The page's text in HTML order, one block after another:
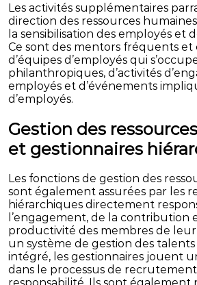
Les activités supplémentaires
direction des ressources
la sensibilisation des employés et
Ce sont des mentors fréquents et
d’équipes d’employés qui
philanthropiques, d’activités
employés et d’événements
d’employés.
Gestion des
et gestionnaires
Les fonctions de gestion des
sont également assurées par les
hiérarchiques directement
l’engagement, de la contribution
productivité des membres de
un système de gestion des
intégré, les gestionnaires jouent
dans le processus de